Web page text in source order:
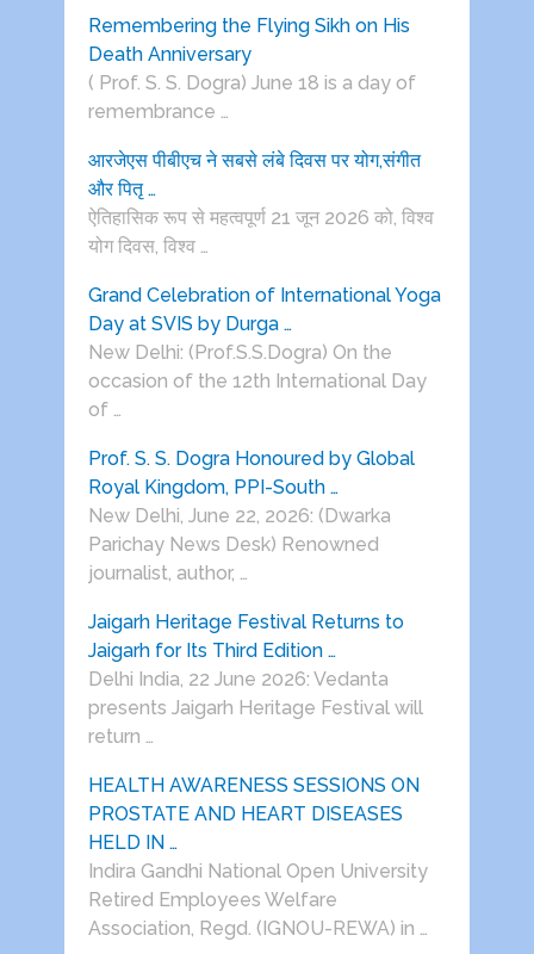
Remembering the Flying Sikh on His
Death Anniversary
( Prof. S. S. Dogra) June 18 is a day of
remembrance …
आरजेएस पीबीएच ने सबसे लंबे दिवस पर योग,संगीत
और पितृ …
ऐतिहासिक रूप से महत्वपूर्ण 21 जून 2026 को, विश्व
योग दिवस, विश्व …
Grand Celebration of International Yoga
Day at SVIS by Durga …
New Delhi: (Prof.S.S.Dogra) On the
occasion of the 12th International Day
of …
Prof. S. S. Dogra Honoured by Global
Royal Kingdom, PPI-South …
New Delhi, June 22, 2026: (Dwarka
Parichay News Desk) Renowned
journalist, author, …
Jaigarh Heritage Festival Returns to
Jaigarh for Its Third Edition …
Delhi India, 22 June 2026: Vedanta
presents Jaigarh Heritage Festival will
return …
HEALTH AWARENESS SESSIONS ON
PROSTATE AND HEART DISEASES
HELD IN …
Indira Gandhi National Open University
Retired Employees Welfare
Association, Regd. (IGNOU-REWA) in …